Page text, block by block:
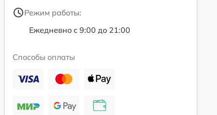
Режим работы:
Ежедневно с 9:00 до 21:00
Способы оплаты